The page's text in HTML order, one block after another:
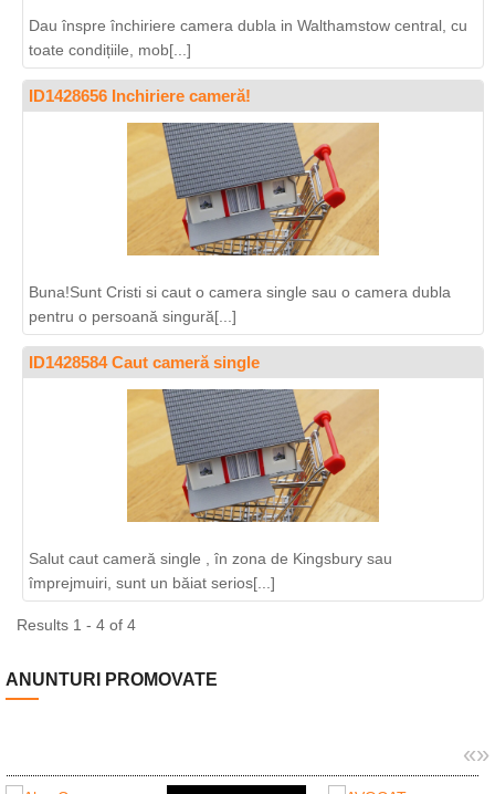
Dau înspre închiriere camera dubla in Walthamstow central, cu
toate condițiile, mob[...]
ID1428656 Inchiriere cameră!
Buna!Sunt Cristi si caut o camera single sau o camera dubla
pentru o persoană singură[...]
ID1428584 Caut cameră single
Salut caut cameră single , în zona de Kingsbury sau
împrejmuiri, sunt un băiat serios[...]
Results 1 - 4 of 4
ANUNTURI PROMOVATE
«»